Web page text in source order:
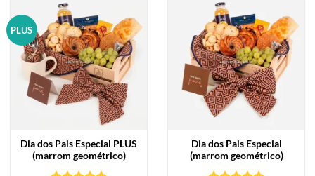
PLUS
Dia dos Pais Especial PLUS
(marrom geométrico)
Dia dos Pais Especial
(marrom geométrico)